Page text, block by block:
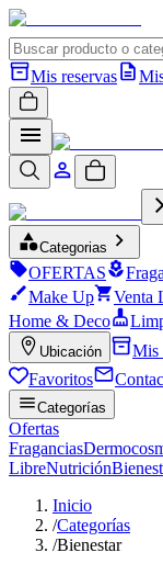
Mis reservas
Categorias
OFERTAS
Make Up
Venta
Home & Deco
Ubicación Mis
Favoritos
Categorías
Ofertas
Fragancias
LibreNutrición
Inicio
/Categorías
/Bienestar